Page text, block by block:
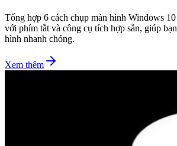
Tổng hợp 6 cách chụp màn hình Windows
với phím tắt và công cụ tích hợp sẵn, giúp
hình nhanh chóng.
Xem thêm